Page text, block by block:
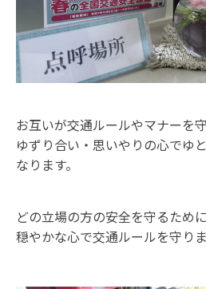
お互いが交通ルールやマナーを守
ゆずり合い・思いやりの心でゆ
なります。
どの立場の方の安全を守るために
穏やかな心で交通ルールを守りま